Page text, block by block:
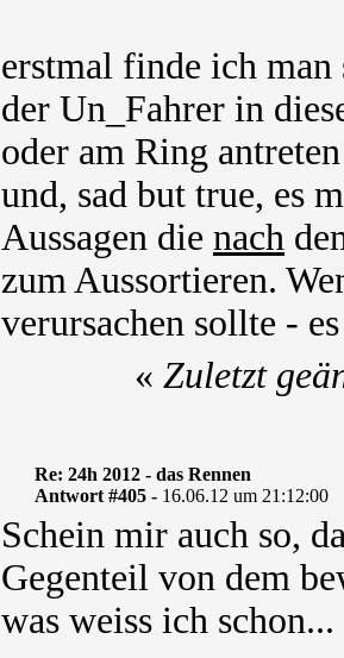
erstmal finde ich man
der Un_Fahrer in
oder am Ring
und, sad but true, es
Aussagen die nach
zum Aussortieren.
verursachen sollte -
« Zuletzt
Re: 24h 2012 - das Rennen
Antwort #405 - 16.06.12 um 21:12:00
Schein mir auch so,
Gegenteil von dem
was weiss ich schon...